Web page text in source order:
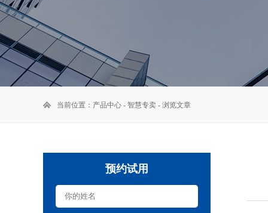
当前位置： 产品中心 - 智慧专卖 - 浏览文章
预约试用